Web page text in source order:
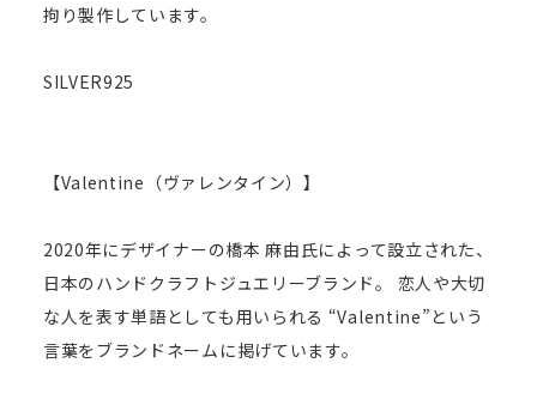
拘り製作しています。
SILVER925
【Valentine（ヴァレンタイン）】
2020年にデザイナーの橋本 麻由氏によって設立された、
日本のハンドクラフトジュエリーブランド。 恋人や大切
な人を表す単語としても用いられる “Valentine”という
言葉をブランドネームに掲げています。